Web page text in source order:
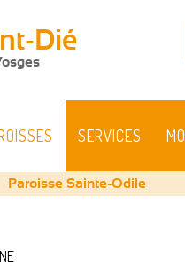
Dié
SERVICES
Paroisse Sainte-Odile